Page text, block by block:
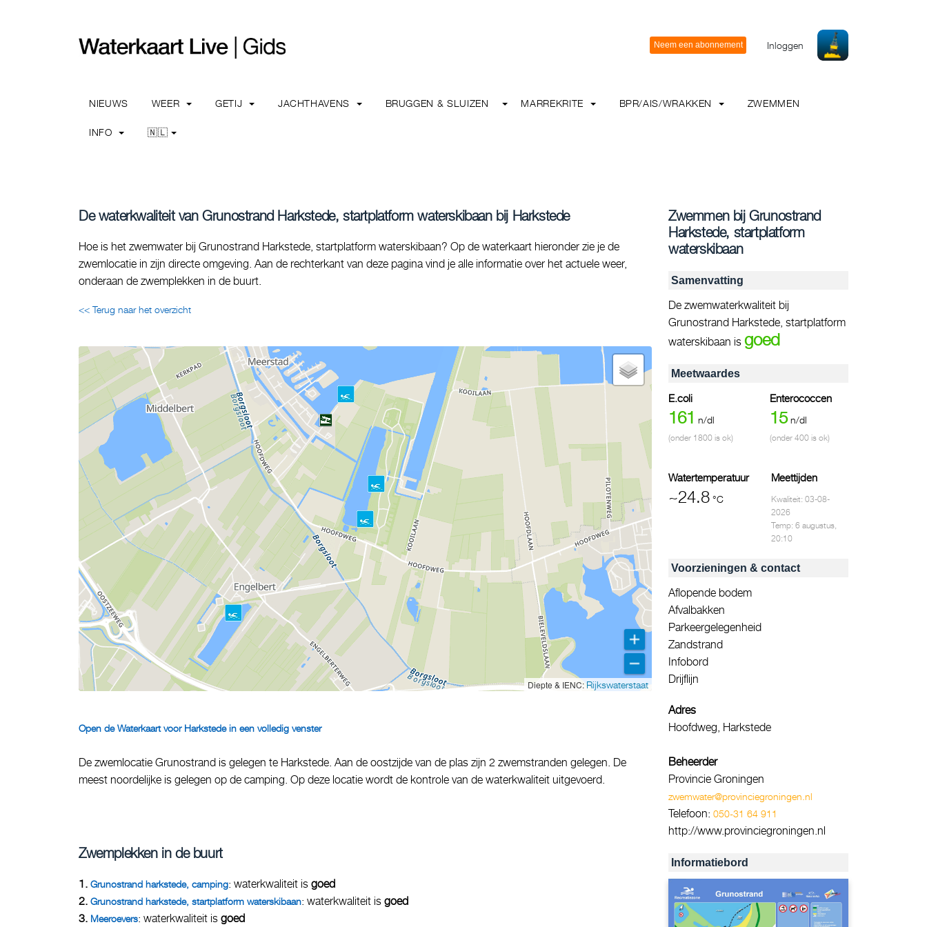
Inloggen
NIEUWS WEER GETIJ JACHTHAVENS BRUGGEN & SLUIZEN MARREKRITE BPR/AIS/WRAKKEN ZWEMMEN
INFO 🇳🇱
De waterkwaliteit van Grunostrand Harkstede, startplatform waterskibaan bij Harkstede
Hoe is het zwemwater bij Grunostrand Harkstede, startplatform waterskibaan? Op de waterkaart hieronder zie je de
zwemlocatie in zijn directe omgeving. Aan de rechterkant van deze pagina vind je alle informatie over het actuele weer,
onderaan de zwemplekken in de buurt.
<< Terug naar het overzicht
Diepte & IENC: Rijkswaterstaat
Open de Waterkaart voor Harkstede in een volledig venster
De zwemlocatie Grunostrand is gelegen te Harkstede. Aan de oostzijde van de plas zijn 2 zwemstranden gelegen. De
meest noordelijke is gelegen op de camping. Op deze locatie wordt de kontrole van de waterkwaliteit uitgevoerd.
Zwemplekken in de buurt
1. Grunostrand harkstede, camping: waterkwaliteit is goed
2. Grunostrand harkstede, startplatform waterskibaan: waterkwaliteit is goed
3. Meeroevers: waterkwaliteit is goed
Zwemmen bij Grunostrand
Harkstede, startplatform
waterskibaan
Samenvatting
De zwemwaterkwaliteit bij
Grunostrand Harkstede, startplatform
waterskibaan is goed
Meetwaardes
E.coli
161 n/dl
(onder 1800 is ok)
Enterococcen
15 n/dl
(onder 400 is ok)
Watertemperatuur
~24.8 °C
Meettijden
Kwaliteit: 03-08-
2026
Temp: 6 augustus,
20:10
Voorzieningen & contact
Aflopende bodem
Afvalbakken
Parkeergelegenheid
Zandstrand
Infobord
Drijflijn
Adres
Hoofdweg, Harkstede
Beheerder
Provincie Groningen
zwemwater@provinciegroningen.nl
Telefoon: 050-31 64 911
http://www.provinciegroningen.nl
Informatiebord